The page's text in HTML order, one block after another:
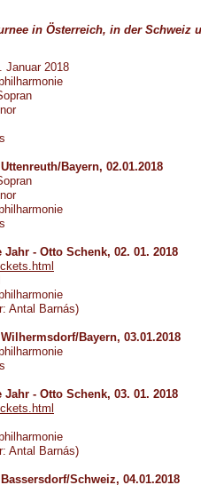
in Österreich, in der Schweiz
Januar 2018
Bayern, 02.01.2018
Jahr - Otto Schenk, 02. 01. 2018
Antal Barnás)
Bayern, 03.01.2018
- Otto Schenk, 03. 01. 2018
Antal Barnás)
Schweiz, 04.01.2018